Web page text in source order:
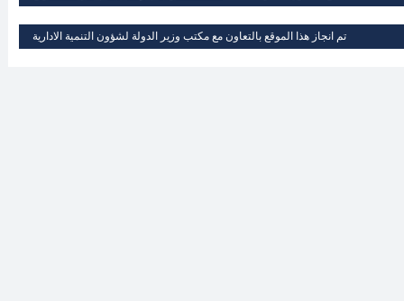
تم انجاز هذا الموقع بالتعاون مع مكتب وزير الدولة لشؤون التنمية الادارية